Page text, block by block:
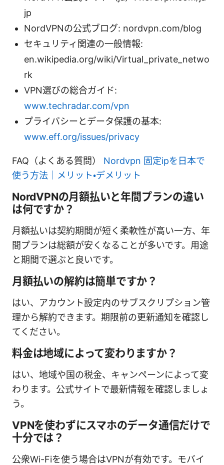
jp
NordVPNの公式ブログ: nordvpn.com/blog
セキュリティ関連の一般情報:
en.wikipedia.org/wiki/Virtual_private_netwo
rk
VPN選びの総合ガイド:
www.techradar.com/vpn
プライバシーとデータ保護の基本:
www.eff.org/issues/privacy
FAQ（よくある質問） Nordvpn 固定ipを日本で
使う方法｜メリット・デメリット
NordVPNの月額払いと年間プランの違い
は何ですか？
月額払いは契約期間が短く柔軟性が高い一方、年
間プランは総額が安くなることが多いです。用途
と期間で選ぶと良いです。
月額払いの解約は簡単ですか？
はい、アカウント設定内のサブスクリプション管
理から解約できます。期限前の更新通知を確認し
てください。
料金は地域によって変わりますか？
はい、地域や国の税金、キャンペーンによって変
わります。公式サイトで最新情報を確認しましょ
う。
VPNを使わずにスマホのデータ通信だけで
十分では？
公衆Wi-Fiを使う場合はVPNが有効です。モバイ